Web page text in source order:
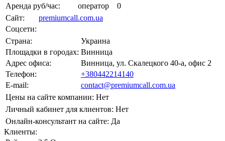
Аренда руб/час:
оператор
0
Сайт:
premiumcall.com.ua
Соцсети:
Страна:
Украина
Площадки в городах: Винница
Адрес офиса:
Винница, ул. Скалецкого 40-а, офис 2
Телефон:
+380442214140
E-mail:
contact@premiumcall.com.ua
Цены на сайте компании: Нет
Личный кабинет для клиентов: Нет
Онлайн-консультант на сайте: Да
Клиенты: